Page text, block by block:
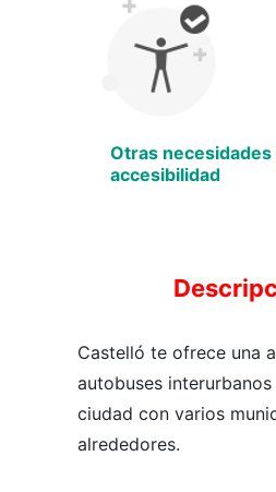
Otras necesidades
accesibilidad
Castelló te ofrece una
autobuses interurbanos
ciudad con varios